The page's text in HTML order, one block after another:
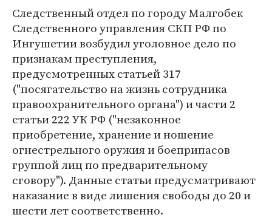
Следственный отдел по городу Малгобек
Следственного управления СКП РФ по
Ингушетии возбудил уголовное дело по
признакам преступления,
предусмотренных статьей 317
("посягательство на жизнь сотрудника
правоохранительного органа") и части 2
статьи 222 УК РФ ("незаконное
приобретение, хранение и ношение
огнестрельного оружия и боеприпасов
группой лиц по предварительному
сговору"). Данные статьи предусматривают
наказание в виде лишения свободы до 20 и
шести лет соответственно.